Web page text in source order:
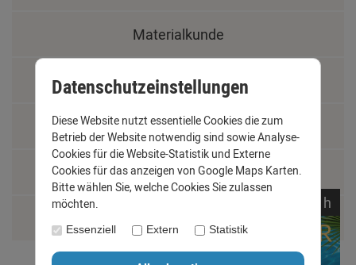
Materialkunde
Fachbegriffe
Jobs
Montage und Installationshilfen
h
Datenschutzeinstellungen
Diese Website nutzt essentielle Cookies die zum
Betrieb der Website notwendig sind sowie Analyse-
Cookies für die Website-Statistik und Externe
Cookies für das anzeigen von Google Maps Karten.
Bitte wählen Sie, welche Cookies Sie zulassen
möchten.
Essenziell Extern Statistik